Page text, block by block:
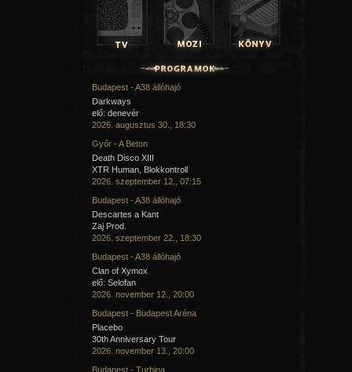
Budapest - A38 állóhajó
Darkways
elő: denevér
2026. augusztus 30., 18:30
Győr - A Beton
Death Disco XIII
XTR Human, Blokkontroll
2026. szeptember 12., 07:15
Budapest - A38 állóhajó
Descartes a Kant
Zaj Prod.
2026. szeptember 22., 18:30
Budapest - A38 állóhajó
Clan of Xymox
elő: Selofan
2026. november 12., 20:00
Budapest - Budapest Aréna
Placebo
30th Anniversary Tour
2026. november 13., 20:00
Budapest - Turbina